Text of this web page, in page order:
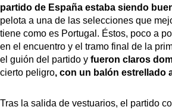
partido de España estaba siendo
pelota a una de las selecciones que
tiene como es Portugal. Éstos, poco a
en el encuentro y el tramo final de la
el guión del partido y fueron claros
cierto peligro, con un balón estrellado
Tras la salida de vestuarios, el partido